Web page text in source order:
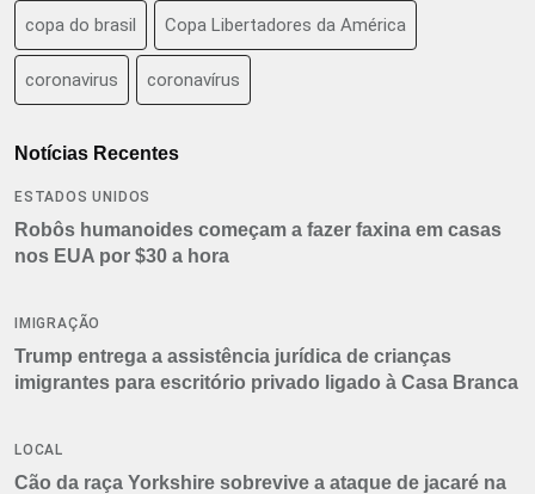
copa do brasil Copa Libertadores da América
coronavirus coronavírus
Notícias Recentes
ESTADOS UNIDOS
Robôs humanoides começam a fazer faxina em casas
nos EUA por $30 a hora
IMIGRAÇÃO
Trump entrega a assistência jurídica de crianças
imigrantes para escritório privado ligado à Casa Branca
LOCAL
Cão da raça Yorkshire sobrevive a ataque de jacaré na